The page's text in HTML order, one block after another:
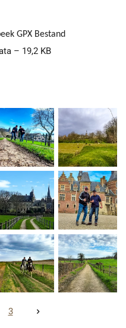
GPX Bestand
– 19,2 KB
3